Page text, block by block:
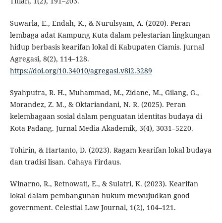
Suwarla, E., Endah, K., & Nurulsyam, A. (2020). Peran
lembaga adat Kampung Kuta dalam pelestarian lingkungan
hidup berbasis kearifan lokal di Kabupaten Ciamis. Jurnal
Agregasi, 8(2), 114–128.
https://doi.org/10.34010/agregasi.v8i2.3289
Syahputra, R. H., Muhammad, M., Zidane, M., Gilang, G.,
Morandez, Z. M., & Oktariandani, N. R. (2025). Peran
kelembagaan sosial dalam penguatan identitas budaya di
Kota Padang. Jurnal Media Akademik, 3(4), 3031–5220.
Tohirin, & Hartanto, D. (2023). Ragam kearifan lokal budaya
dan tradisi lisan. Cahaya Firdaus.
Winarno, R., Retnowati, E., & Sulatri, K. (2023). Kearifan
lokal dalam pembangunan hukum mewujudkan good
government. Celestial Law Journal, 1(2), 104–121.